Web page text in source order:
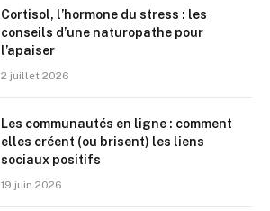
Cortisol, l’hormone du stress : les
conseils d’une naturopathe pour
l’apaiser
2 juillet 2026
Les communautés en ligne : comment
elles créent (ou brisent) les liens
sociaux positifs
19 juin 2026